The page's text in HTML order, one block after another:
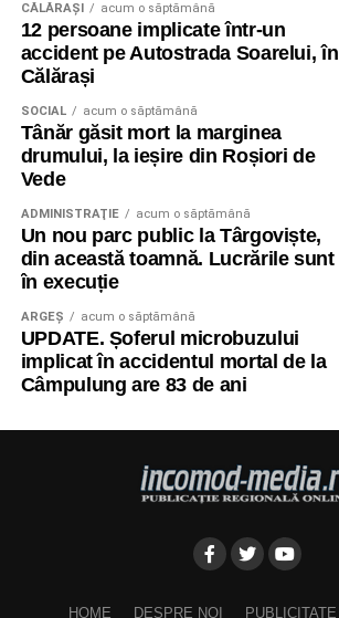
CĂLĂRAŞI acum o săptămână
12 persoane implicate într-un
accident pe Autostrada Soarelui, în
Călărași
SOCIAL acum o săptămână
Tânăr găsit mort la marginea
drumului, la ieșire din Roșiori de
Vede
ADMINISTRAŢIE acum o săptămână
Un nou parc public la Târgoviște,
din această toamnă. Lucrările sunt
în execuție
ARGEȘ acum o săptămână
UPDATE. Șoferul microbuzului
implicat în accidentul mortal de la
Câmpulung are 83 de ani
HOME DESPRE NOI PUBLICITATE